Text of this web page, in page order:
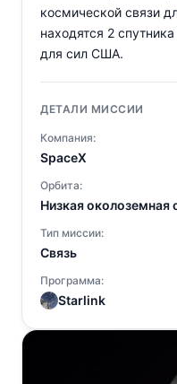
космической связи
находятся 2
для сил США.
ДЕТАЛИ МИССИИ
Компания:
SpaceX
Орбита:
Низкая
Тип миссии:
Связь
Программа:
Starlink